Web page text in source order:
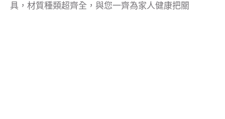
具，材質種類超齊全，與您一齊為家人健康把關